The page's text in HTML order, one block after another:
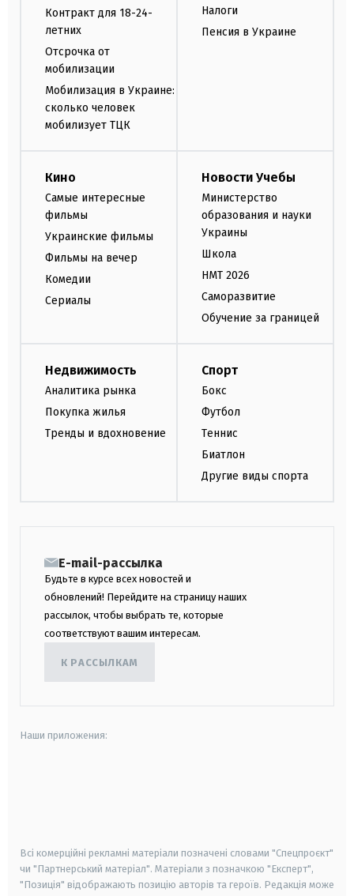
Контракт для 18-24-
летних
Отсрочка от
мобилизации
Мобилизация в Украине:
сколько человек
мобилизует ТЦК
Налоги
Пенсия в Украине
Кино
Самые интересные
фильмы
Украинские фильмы
Фильмы на вечер
Комедии
Сериалы
Новости Учебы
Министерство
образования и науки
Украины
Школа
НМТ 2026
Саморазвитие
Обучение за границей
Недвижимость
Аналитика рынка
Покупка жилья
Тренды и вдохновение
Спорт
Бокс
Футбол
Теннис
Биатлон
Другие виды спорта
E-mail-рассылка
Будьте в курсе всех новостей и
обновлений! Перейдите на страницу наших
рассылок, чтобы выбрать те, которые
соответствуют вашим интересам.
К РАССЫЛКАМ
Наши приложения:
Всі комерційні рекламні матеріали позначені словами "Спецпроєкт"
чи "Партнерський матеріал". Матеріали з позначкою "Експерт",
"Позиція" відображають позицію авторів та героїв. Редакція може